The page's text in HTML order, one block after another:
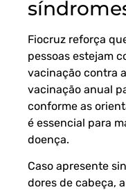
Fiocruz reforça
pessoas estejam
vacinação contra
vacinação anual
conforme as
é essencial para
doença.
Caso apresente
dores de cabeça,